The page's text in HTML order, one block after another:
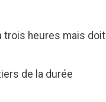
trois heures mais doit
de la durée